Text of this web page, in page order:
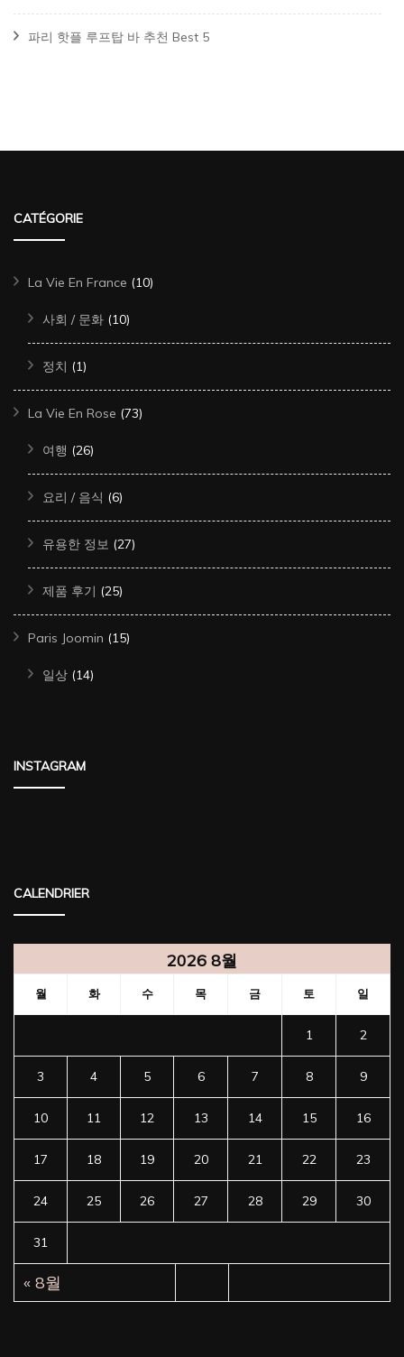
파리 핫플 루프탑 바 추천 Best 5
CATÉGORIE
La Vie En France (10)
사회 / 문화 (10)
정치 (1)
La Vie En Rose (73)
여행 (26)
요리 / 음식 (6)
유용한 정보 (27)
제품 후기 (25)
Paris Joomin (15)
일상 (14)
INSTAGRAM
CALENDRIER
2026 8월
월 화 수 목 금 토 일
1 2
3 4 5 6 7 8 9
10 11 12 13 14 15 16
17 18 19 20 21 22 23
24 25 26 27 28 29 30
31
« 8월